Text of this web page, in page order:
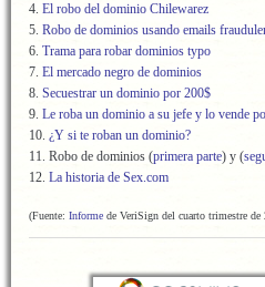
4. El robo del dominio Chilewarez
5. Robo de dominios usando emails
6. Trama para robar dominios typo
7. El mercado negro de dominios
8. Secuestrar un dominio por 200$
9. Le roba un dominio a su jefe y lo vende
10. ¿Y si te roban un dominio?
11. Robo de dominios (primera parte) y (
12. La historia de Sex.com
(Fuente: Informe de VeriSign del cuarto trimestre de